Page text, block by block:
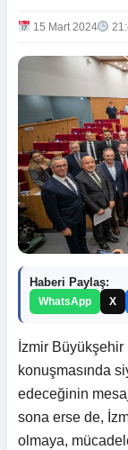
15 Mart 2024
Haberi Paylaş:
WhatsApp X
İzmir
konuşmasında
edeceğinin
sona erse de,
olmaya,